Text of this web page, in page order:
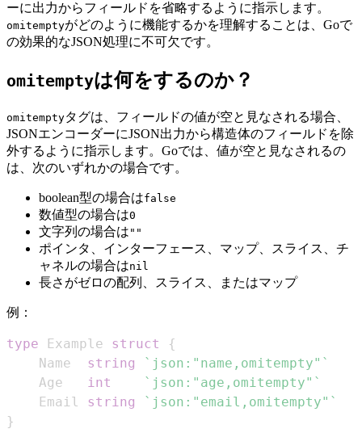
ーに出力からフィールドを省略するように指示します。
omitemptyがどのように機能するかを理解することは、Goで
の効果的なJSON処理に不可欠です。
omitemptyは何をするのか？
omitemptyタグは、フィールドの値が空と見なされる場合、
JSONエンコーダーにJSON出力から構造体のフィールドを除
外するように指示します。Goでは、値が空と見なされるの
は、次のいずれかの場合です。
boolean型の場合はfalse
数値型の場合は0
文字列の場合は ""
ポインタ、インターフェース、マップ、スライス、チ
ャネルの場合はnil
長さがゼロの配列、スライス、またはマップ
例：
type Example struct
{
    Name
string
`json:"name,omitempty"`
    Age
int
`json:"age,omitempty"`
    Email
string
`json:"email,omitempty"`
}